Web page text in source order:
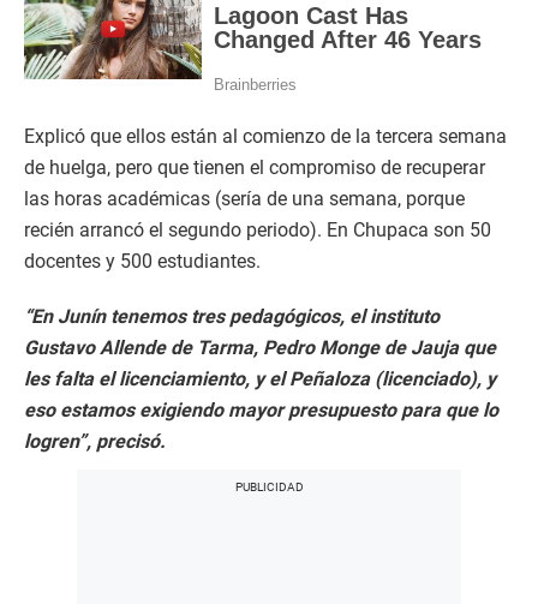
Explicó que ellos están al comienzo de la tercera semana
de huelga, pero que tienen el compromiso de recuperar
las horas académicas (sería de una semana, porque
recién arrancó el segundo periodo). En Chupaca son 50
docentes y 500 estudiantes.
“En Junín tenemos tres pedagógicos, el instituto
Gustavo Allende de Tarma, Pedro Monge de Jauja que
les falta el licenciamiento, y el Peñaloza (licenciado), y
eso estamos exigiendo mayor presupuesto para que lo
logren”, precisó.